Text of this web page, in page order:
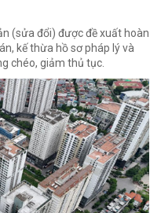
(sửa đổi) được đề xuất hoàn
kế thừa hồ sơ pháp lý và
chéo, giảm thủ tục.